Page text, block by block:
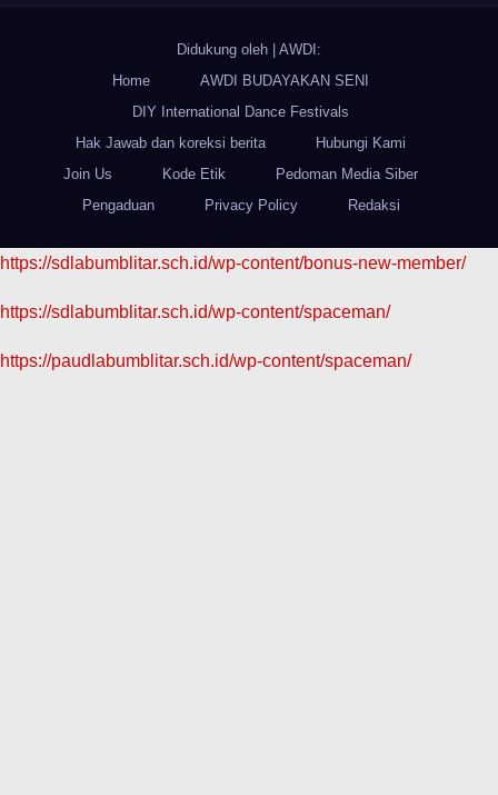
Didukung oleh
AWDI:
Home
AWDI BUDAYAKAN SENI
DIY International Dance Festivals
Hak Jawab dan koreksi berita
Hubungi Kami
Join Us
Kode Etik
Pedoman Media Siber
Pengaduan
Privacy Policy Redaksi
https://sdlabumblitar.sch.id/wp-content/bonus-new-member/
https://sdlabumblitar.sch.id/wp-content/spaceman/
https://paudlabumblitar.sch.id/wp-content/spaceman/